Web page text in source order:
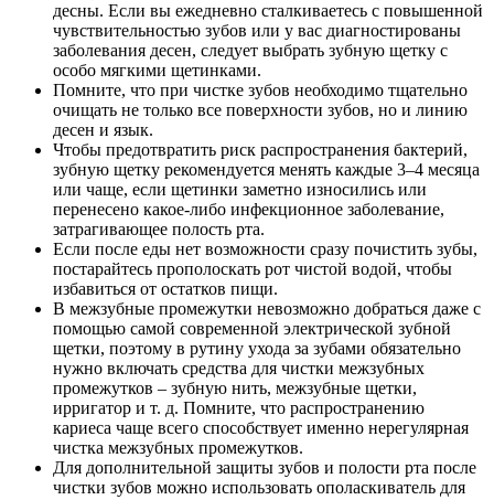
десны. Если вы ежедневно сталкиваетесь с повышенной
чувствительностью зубов или у вас диагностированы
заболевания десен, следует выбрать зубную щетку с
особо мягкими щетинками.
Помните, что при чистке зубов необходимо тщательно
очищать не только все поверхности зубов, но и линию
десен и язык.
Чтобы предотвратить риск распространения бактерий,
зубную щетку рекомендуется менять каждые 3–4 месяца
или чаще, если щетинки заметно износились или
перенесено какое-либо инфекционное заболевание,
затрагивающее полость рта.
Если после еды нет возможности сразу почистить зубы,
постарайтесь прополоскать рот чистой водой, чтобы
избавиться от остатков пищи.
В межзубные промежутки невозможно добраться даже с
помощью самой современной электрической зубной
щетки, поэтому в рутину ухода за зубами обязательно
нужно включать средства для чистки межзубных
промежутков – зубную нить, межзубные щетки,
ирригатор и т. д. Помните, что распространению
кариеса чаще всего способствует именно нерегулярная
чистка межзубных промежутков.
Для дополнительной защиты зубов и полости рта после
чистки зубов можно использовать ополаскиватель для